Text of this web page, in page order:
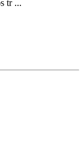
tr ...